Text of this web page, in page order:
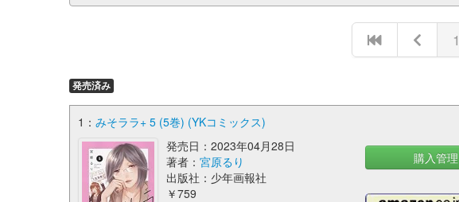
1
発売済み
1： みそララ+ 5 (5巻) (YKコミックス)
発売日：2023年04月28日
著者：宮原るり
出版社：少年画報社
￥759
購入管理